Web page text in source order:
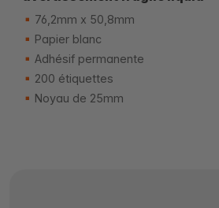
76,2mm x 50,8mm
Papier blanc
Adhésif permanente
200 étiquettes
Noyau de 25mm